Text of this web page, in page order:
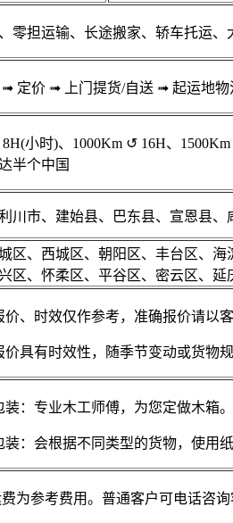
零担运输、长途搬家、轿车托运
➟ 定价 ➟ 上门提货/自送 ➟ 起运地
8H(小时)、1000Km ↺ 16H、1500Km
半个中国
川市、建始县、巴东县、宣恩县
区、西城区、朝阳区、丰台区、
区、怀柔区、平谷区、密云区、
价、时效仅作参考，准确报价请以
价具有时效性，随季节变动或货物
装：专业木工师傅，为您定做木箱
装：会根据不同类型的货物，使用
为参考费用。普通客户可电话咨